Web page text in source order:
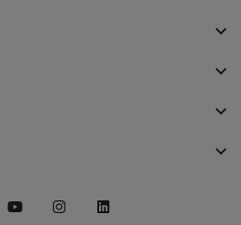



